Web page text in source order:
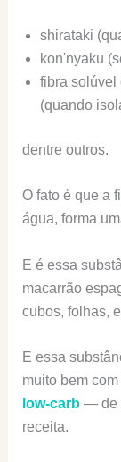
shirataki
kon'nyaku
fibra solúvel
(quando
dentre outros.
O fato é que a
água, forma
E é essa
macarrão
cubos, folhas,
E essa
muito bem
low-carb— de
receita.